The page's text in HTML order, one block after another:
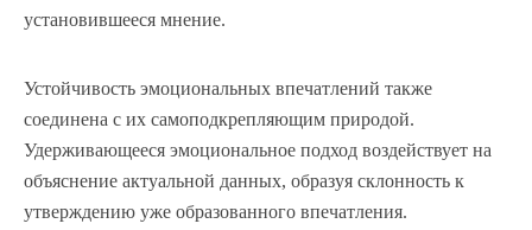
установившееся мнение.
Устойчивость эмоциональных впечатлений также
соединена с их самоподкрепляющим природой.
Удерживающееся эмоциональное подход воздействует на
объяснение актуальной данных, образуя склонность к
утверждению уже образованного впечатления.